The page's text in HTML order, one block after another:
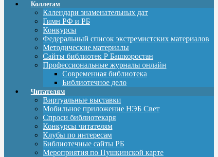
Коллегам
Календари знаменательных дат
Гимн РФ и РБ
Конкурсы
Федеральный список экстремистских материалов
Методические материалы
Сайты библиотек Р Башкоростан
Профессиональные журналы онлайн
Современная библиотека
Библиотечное дело
Читателям
Виртуальные выставки
Мобильное приложение НЭБ Свет
Спроси библиотекаря
Конкурсы читателям
Клубы по интересам
Библиотечные сайты РБ
Мероприятия по Пушкинской карте